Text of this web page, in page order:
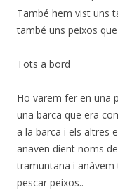
També hem vist uns
també uns peixos
Tots a bord
Ho varem fer en una
una barca que era
a la barca i els altres
anaven dient noms
tramuntana i
pescar peixos..